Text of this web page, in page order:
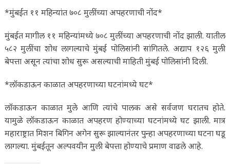
*मुंबईत ११ महिन्यांत ७०८ मुलींच्या अपहरणाची नोंद*
मुंबईत मागील ११ महिन्यांमध्ये ७०८ मुलींच्या अपहरणाची नोंद झाली. यातील
५८२ मुलींचा शोध लागल्याचे मुंबई पोलिसांनी सांगितले. अद्याप १२६ मुली
बेपत्ता असून त्यांचा शोध सुरू असल्याची माहिती मुंबई पोलिसांनी दिली.
*लॉकडाऊन काळात अपहरणाच्या घटनांमध्ये घट*
लॉकडाऊन काळात मुले आणि त्यांचे पालक असे सर्वजण घरातच होते.
यामुळे लॉकडाऊन काळात अपहरण होण्याच्या घटनांमध्ये घट झाली. मात्र
महाराष्ट्रात मिशन बिगिन अगेन सुरू झाल्यानंतर पुन्हा अपहरणाच्या घटना घडू
लागल्या. मुंबईतून अल्पवयीन मुली बेपत्ता होण्याचे प्रमाण वाढले आहे.